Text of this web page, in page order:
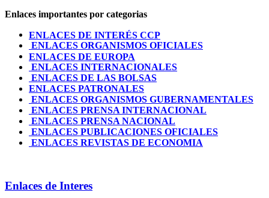
Enlaces importantes por categorias
ENLACES DE INTERÉS CCP
ENLACES ORGANISMOS OFICIALES
ENLACES DE EUROPA
ENLACES INTERNACIONALES
ENLACES DE LAS BOLSAS
ENLACES PATRONALES
ENLACES ORGANISMOS GUBERNAMENTALES
ENLACES PRENSA INTERNACIONAL
ENLACES PRENSA NACIONAL
ENLACES PUBLICACIONES OFICIALES
ENLACES REVISTAS DE ECONOMIA
Enlaces de Interes